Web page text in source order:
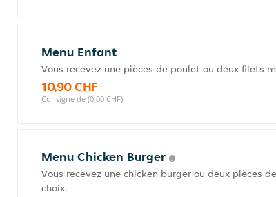
Menu Enfant
Vous recevez une pièces de poulet ou deux filets
10,90 CHF
Consigne de (0,00 CHF)
Menu Chicken Burger
Vous recevez une chicken burger ou deux pièces
choix.